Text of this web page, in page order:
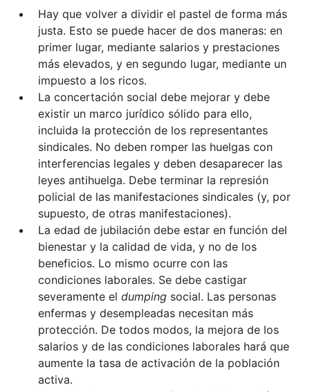
Hay que volver a dividir el pastel de forma más
justa. Esto se puede hacer de dos maneras: en
primer lugar, mediante salarios y prestaciones
más elevados, y en segundo lugar, mediante un
impuesto a los ricos.
La concertación social debe mejorar y debe
existir un marco jurídico sólido para ello,
incluida la protección de los representantes
sindicales. No deben romper las huelgas con
interferencias legales y deben desaparecer las
leyes antihuelga. Debe terminar la represión
policial de las manifestaciones sindicales (y, por
supuesto, de otras manifestaciones).
La edad de jubilación debe estar en función del
bienestar y la calidad de vida, y no de los
beneficios. Lo mismo ocurre con las
condiciones laborales. Se debe castigar
severamente el dumping social. Las personas
enfermas y desempleadas necesitan más
protección. De todos modos, la mejora de los
salarios y de las condiciones laborales hará que
aumente la tasa de activación de la población
activa.